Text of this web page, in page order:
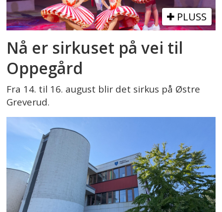
PLUSS
Nå er sirkuset på vei til
Oppegård
Fra 14. til 16. august blir det sirkus på Østre
Greverud.